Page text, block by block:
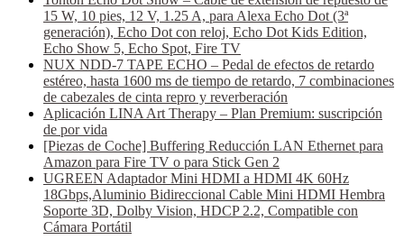
15 W, 10 pies, 12 V, 1.25 A, para Alexa Echo Dot (3ª
generación), Echo Dot con reloj, Echo Dot Kids Edition,
Echo Show 5, Echo Spot, Fire TV
NUX NDD-7 TAPE ECHO – Pedal de efectos de retardo
estéreo, hasta 1600 ms de tiempo de retardo, 7 combinaciones
de cabezales de cinta repro y reverberación
Aplicación LINA Art Therapy – Plan Premium: suscripción
de por vida
[Piezas de Coche] Buffering Reducción LAN Ethernet para
Amazon para Fire TV o para Stick Gen 2
UGREEN Adaptador Mini HDMI a HDMI 4K 60Hz
18Gbps,Aluminio Bidireccional Cable Mini HDMI Hembra
Soporte 3D, Dolby Vision, HDCP 2.2, Compatible con
Cámara Portátil